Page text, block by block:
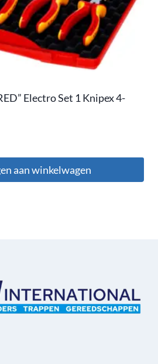
Electro Set 1 Knipex 4-
aan winkelwagen